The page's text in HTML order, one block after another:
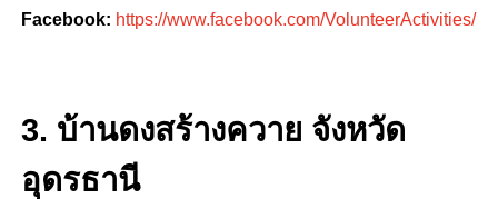
Facebook: https://www.facebook.com/VolunteerActivities/
3. บ้านดงสร้างควาย จังหวัด
อุดรธานี